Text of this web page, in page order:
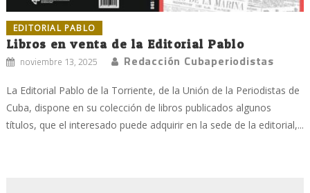
EDITORIAL PABLO
Libros en venta de la Editorial Pablo
noviembre 13, 2025 Redacción Cubaperiodistas
La Editorial Pablo de la Torriente, de la Unión de la Periodistas de
Cuba, dispone en su colección de libros publicados algunos
títulos, que el interesado puede adquirir en la sede de la editorial,...